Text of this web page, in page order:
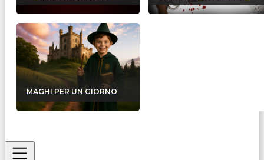
MAGHI PER UN GIORNO